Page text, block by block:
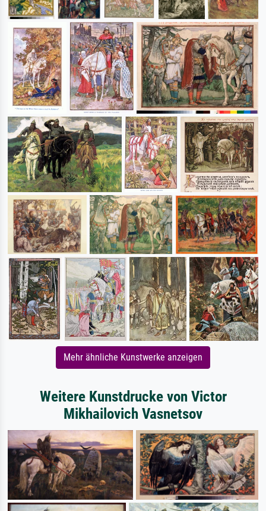
Mehr ähnliche Kunstwerke anzeigen
Weitere Kunstdrucke von Victor
Mikhailovich Vasnetsov